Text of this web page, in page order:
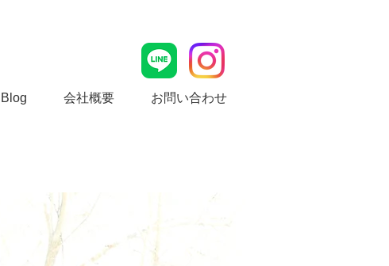
Blog 会社概要 お問い合わせ